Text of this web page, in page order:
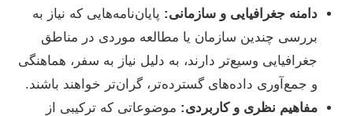
دامنه جغرافیایی و سازمانی: پایان‌نامه‌هایی که نیاز به
بررسی چندین سازمان یا مطالعه موردی در مناطق
جغرافیایی وسیع‌تر دارند، به دلیل نیاز به سفر، هماهنگی
و جمع‌آوری داده‌های گسترده‌تر، گران‌تر خواهند باشند.
مفاهیم نظری و کاربردی: موضوعاتی که ترکیبی از